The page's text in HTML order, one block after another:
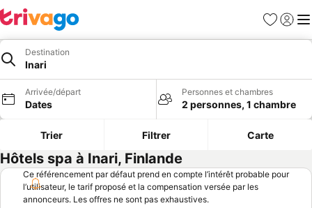
Favoris
Se
Destination
Inari
Arrivée/départ
Dates
Personnes et chambres
2 personnes, 1 chambre
Trier Filtrer Carte
Hôtels spa à Inari, Finlande
Ce référencement par défaut prend en compte l’intérêt probable pour
l’utilisateur, le tarif proposé et la compensation versée par les
annonceurs. Les offres ne sont pas exhaustives.